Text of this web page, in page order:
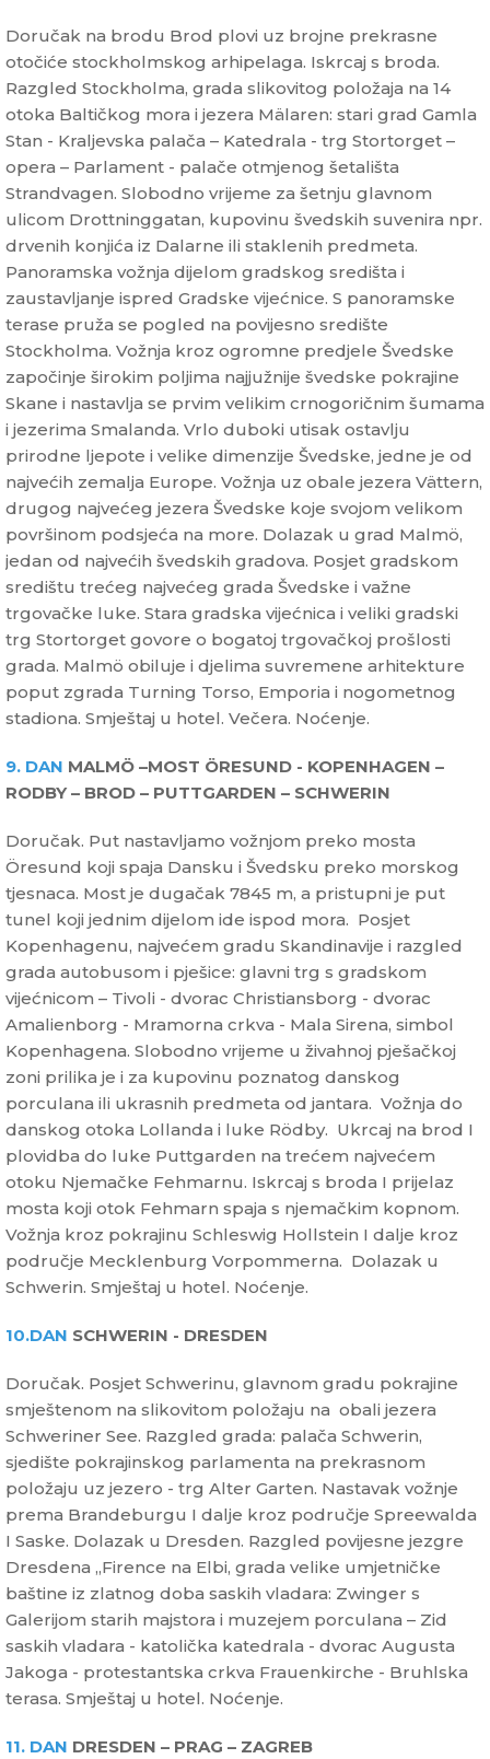
Doručak na brodu Brod plovi uz brojne prekrasne
otočiće stockholmskog arhipelaga. Iskrcaj s broda.
Razgled Stockholma, grada slikovitog položaja na 14
otoka Baltičkog mora i jezera Mälaren: stari grad Gamla
Stan - Kraljevska palača – Katedrala - trg Stortorget –
opera – Parlament - palače otmjenog šetališta
Strandvagen. Slobodno vrijeme za šetnju glavnom
ulicom Drottninggatan, kupovinu švedskih suvenira npr.
drvenih konjića iz Dalarne ili staklenih predmeta.
Panoramska vožnja dijelom gradskog središta i
zaustavljanje ispred Gradske vijećnice. S panoramske
terase pruža se pogled na povijesno središte
Stockholma. Vožnja kroz ogromne predjele Švedske
započinje širokim poljima najjužnije švedske pokrajine
Skane i nastavlja se prvim velikim crnogoričnim šumama
i jezerima Smalanda. Vrlo duboki utisak ostavlju
prirodne ljepote i velike dimenzije Švedske, jedne je od
najvećih zemalja Europe. Vožnja uz obale jezera Vättern,
drugog najvećeg jezera Švedske koje svojom velikom
površinom podsjeća na more. Dolazak u grad Malmö,
jedan od najvećih švedskih gradova. Posjet gradskom
središtu trećeg najvećeg grada Švedske i važne
trgovačke luke. Stara gradska vijećnica i veliki gradski
trg Stortorget govore o bogatoj trgovačkoj prošlosti
grada. Malmö obiluje i djelima suvremene arhitekture
poput zgrada Turning Torso, Emporia i nogometnog
stadiona. Smještaj u hotel. Večera. Noćenje.
9. DAN MALMÖ –MOST ÖRESUND - KOPENHAGEN –
RODBY – BROD – PUTTGARDEN – SCHWERIN
Doručak. Put nastavljamo vožnjom preko mosta
Öresund koji spaja Dansku i Švedsku preko morskog
tjesnaca. Most je dugačak 7845 m, a pristupni je put
tunel koji jednim dijelom ide ispod mora. Posjet
Kopenhagenu, najvećem gradu Skandinavije i razgled
grada autobusom i pješice: glavni trg s gradskom
vijećnicom – Tivoli - dvorac Christiansborg - dvorac
Amalienborg - Mramorna crkva - Mala Sirena, simbol
Kopenhagena. Slobodno vrijeme u živahnoj pješačkoj
zoni prilika je i za kupovinu poznatog danskog
porculana ili ukrasnih predmeta od jantara. Vožnja do
danskog otoka Lollanda i luke Rödby. Ukrcaj na brod I
plovidba do luke Puttgarden na trećem najvećem
otoku Njemačke Fehmarnu. Iskrcaj s broda I prijelaz
mosta koji otok Fehmarn spaja s njemačkim kopnom.
Vožnja kroz pokrajinu Schleswig Hollstein I dalje kroz
područje Mecklenburg Vorpommerna. Dolazak u
Schwerin. Smještaj u hotel. Noćenje.
10.DAN SCHWERIN - DRESDEN
Doručak. Posjet Schwerinu, glavnom gradu pokrajine
smještenom na slikovitom položaju na obali jezera
Schweriner See. Razgled grada: palača Schwerin,
sjedište pokrajinskog parlamenta na prekrasnom
položaju uz jezero - trg Alter Garten. Nastavak vožnje
prema Brandeburgu I dalje kroz područje Spreewalda
I Saske. Dolazak u Dresden. Razgled povijesne jezgre
Dresdena „Firence na Elbi, grada velike umjetničke
baštine iz zlatnog doba saskih vladara: Zwinger s
Galerijom starih majstora i muzejem porculana – Zid
saskih vladara - katolička katedrala - dvorac Augusta
Jakoga - protestantska crkva Frauenkirche - Bruhlska
terasa. Smještaj u hotel. Noćenje.
11. DAN DRESDEN – PRAG – ZAGREB